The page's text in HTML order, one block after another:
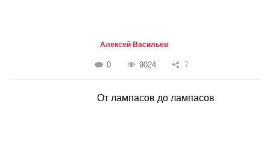
Алексей Васильев
0 9024 7
От лампасов до лампасов